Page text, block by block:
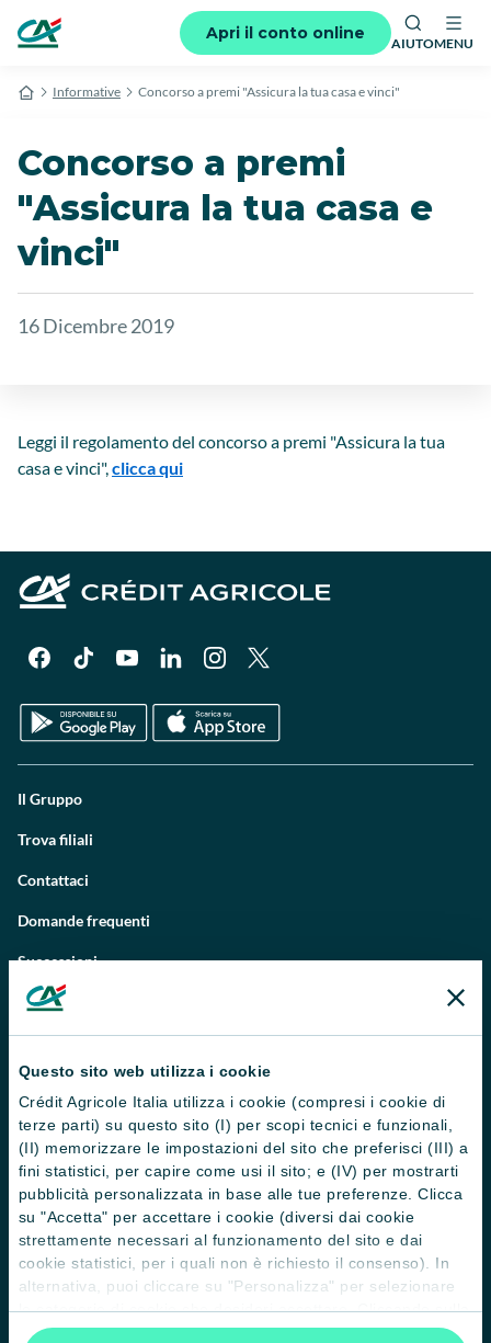
Questo sito web utilizza i cookie
Crédit Agricole Italia utilizza i cookie (compresi i cookie di
terze parti) su questo sito (I) per scopi tecnici e funzionali,
(II) memorizzare le impostazioni del sito che preferisci (III) a
fini statistici, per capire come usi il sito; e (IV) per mostrarti
pubblicità personalizzata in base alle tue preferenze. Clicca
su "Accetta" per accettare i cookie (diversi dai cookie
strettamente necessari al funzionamento del sito e dai
cookie statistici, per i quali non è richiesto il consenso). In
alternativa, puoi cliccare su "Personalizza" per selezionare
le categorie di cookie che desideri accettare. Cliccando sulla
“X” le impostazioni predefinite vengono lasciate invariate e
Apri il conto online
AIUTOMENU
Informative Concorso a premi "Assicura la tua casa e vinci"
Concorso a premi
"Assicura la tua casa e
vinci"
16 Dicembre 2019
Leggi il regolamento del concorso a premi "Assicura la tua
casa e vinci",clicca qui
Il Gruppo
Trova filiali
Contattaci
Domande frequenti
Successioni
Servizi e pagamenti digitali
News e Magazine
Guide
Normative
Disconoscimento operazioni
Informative
Informativa sulla sostenibilità nel settore dei servizi finanziari
Informativa sulla presa in considerazione dei PAI
Etica e conformità